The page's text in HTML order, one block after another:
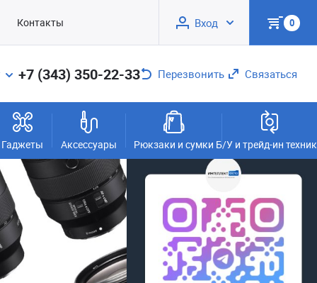
Контакты Вход 0
+7 (343) 350-22-33 Перезвонить Связаться
Гаджеты Аксессуары Рюкзаки и сумки Б/У и трейд-ин